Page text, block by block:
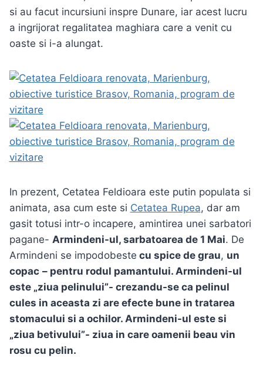
si au facut incursiuni inspre Dunare, iar acest lucru
a ingrijorat regalitatea maghiara care a venit cu
oaste si i-a alungat.
In prezent, Cetatea Feldioara este putin populata si
animata, asa cum este si Cetatea Rupea, dar am
gasit totusi intr-o incapere, amintirea unei sarbatori
pagane- Armindeni-ul, sarbatoarea de 1 Mai. De
Armindeni se impodobeste cu spice de grau, un
copac – pentru rodul pamantului. Armindeni-ul
este „ziua pelinului”- crezandu-se ca pelinul
cules in aceasta zi are efecte bune in tratarea
stomacului si a ochilor. Armindeni-ul este si
„ziua betivului”- ziua in care oamenii beau vin
rosu cu pelin.